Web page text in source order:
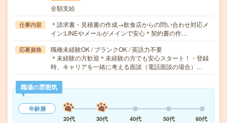
全額支給
仕事内容
＊請求書・見積書の作成→飲食店からの問い合わせ対応メ
イン:LINEやメールがメインで安心＊契約書の作…
応募資格
職種未経験OK / ブランクOK / 英語力不要
＊未経験の方歓迎＊未経験の方でも安心スタート！・登録
時、キャリアを一緒に考える面談（電話面談の場合）…
職場の雰囲気
年齢層
20代
30代 40代 50代
60代